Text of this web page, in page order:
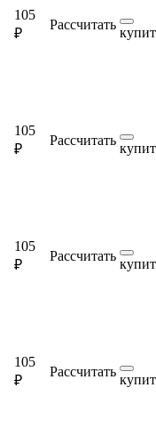
105
₽
Рассчитать
105
₽
Рассчитать
105
₽
Рассчитать
105
₽
Рассчитать